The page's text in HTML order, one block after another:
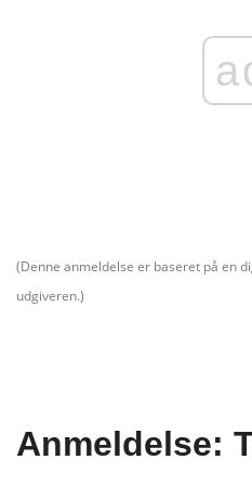
(Denne anmeldelse er baseret på en
udgiveren.)
Anmeldelse: